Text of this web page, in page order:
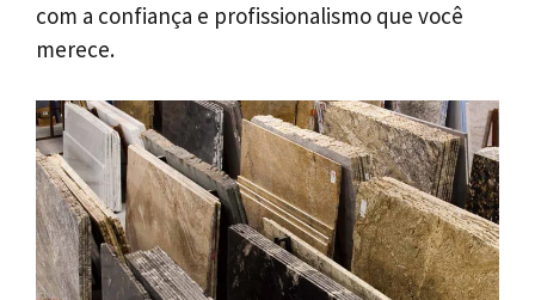
com a confiança e profissionalismo que você
merece.